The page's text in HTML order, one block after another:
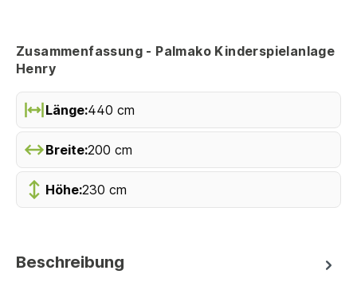
Zusammenfassung - Palmako Kinderspielanlage
Henry
Länge:440 cm
Breite:200 cm
Höhe:230 cm
Beschreibung